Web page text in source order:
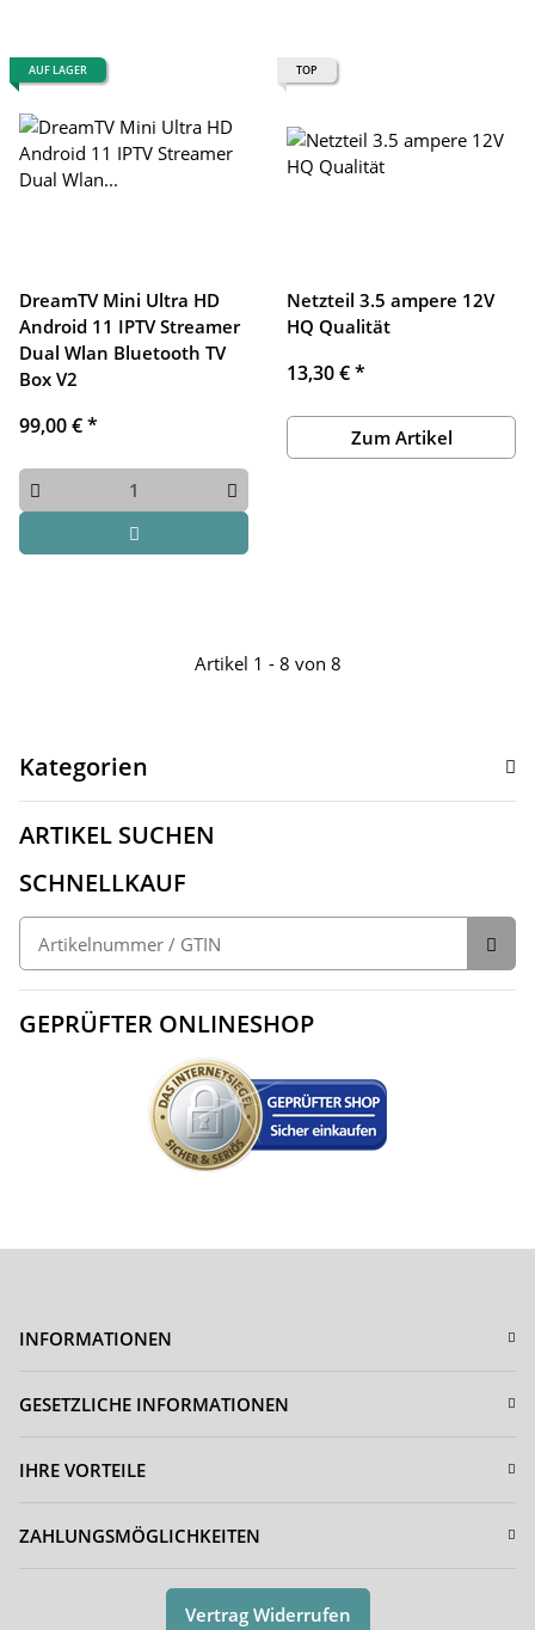
AUF LAGER
DreamTV Mini Ultra HD
Android 11 IPTV Streamer
Dual Wlan Bluetooth TV
Box V2
99,00 €*
TOP
Netzteil 3.5 ampere 12V
HQ Qualität
13,30 €*
Zum Artikel
Artikel 1 - 8 von 8
Kategorien
ARTIKEL SUCHEN
SCHNELLKAUF
GEPRÜFTER ONLINESHOP
INFORMATIONEN
GESETZLICHE INFORMATIONEN
IHRE VORTEILE
ZAHLUNGSMÖGLICHKEITEN
Vertrag Widerrufen